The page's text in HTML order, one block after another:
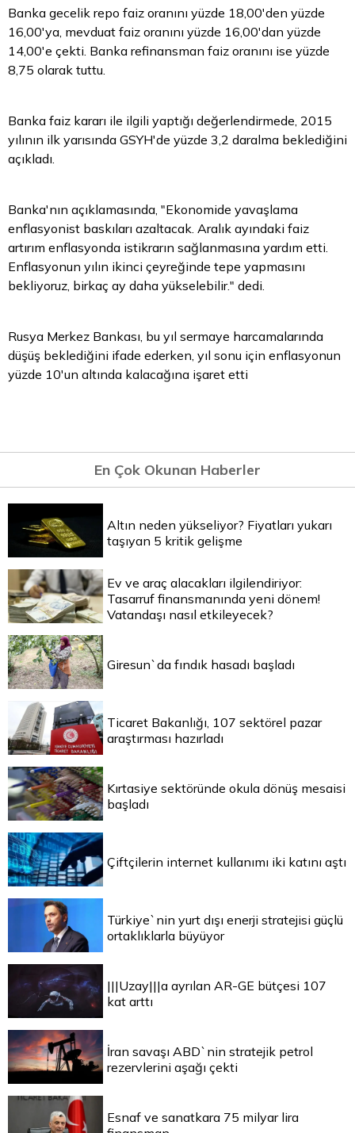
Banka gecelik repo faiz oranını yüzde 18,00'den yüzde
16,00'ya, mevduat faiz oranını yüzde 16,00'dan yüzde
14,00'e çekti. Banka refinansman faiz oranını ise yüzde
8,75 olarak tuttu.
Banka faiz kararı ile ilgili yaptığı değerlendirmede, 2015
yılının ilk yarısında GSYH'de yüzde 3,2 daralma beklediğini
açıkladı.
Banka'nın açıklamasında, "Ekonomide yavaşlama
enflasyonist baskıları azaltacak. Aralık ayındaki faiz
artırım enflasyonda istikrarın sağlanmasına yardım etti.
Enflasyonun yılın ikinci çeyreğinde tepe yapmasını
bekliyoruz, birkaç ay daha yükselebilir." dedi.
Rusya Merkez Bankası, bu yıl sermaye harcamalarında
düşüş beklediğini ifade ederken, yıl sonu için enflasyonun
yüzde 10'un altında kalacağına işaret etti
En Çok Okunan Haberler
Altın neden yükseliyor? Fiyatları yukarı
taşıyan 5 kritik gelişme
Ev ve araç alacakları ilgilendiriyor:
Tasarruf finansmanında yeni dönem!
Vatandaşı nasıl etkileyecek?
Giresun`da fındık hasadı başladı
Ticaret Bakanlığı, 107 sektörel pazar
araştırması hazırladı
Kırtasiye sektöründe okula dönüş mesaisi
başladı
Çiftçilerin internet kullanımı iki katını aştı
Türkiye`nin yurt dışı enerji stratejisi güçlü
ortaklıklarla büyüyor
|||Uzay|||a ayrılan AR-GE bütçesi 107
kat arttı
İran savaşı ABD`nin stratejik petrol
rezervlerini aşağı çekti
Esnaf ve sanatkara 75 milyar lira